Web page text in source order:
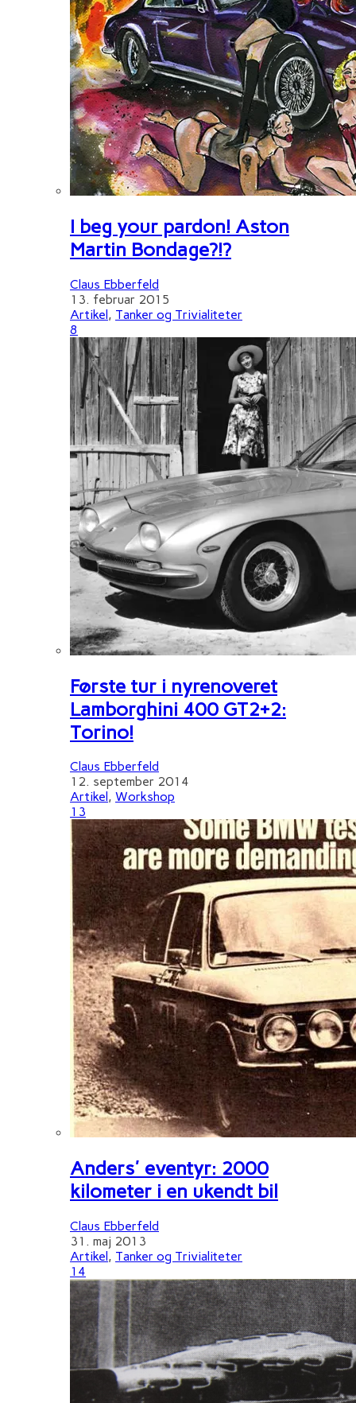
I beg your pardon! Aston
Martin Bondage?!?
Claus Ebberfeld
13. februar 2015
Artikel, Tanker og Trivialiteter
8
Første tur i nyrenoveret
Lamborghini 400 GT2+2:
Torino!
Claus Ebberfeld
12. september 2014
Artikel , Workshop
13
Anders' eventyr: 2000
kilometer i en ukendt bil
Claus Ebberfeld
31. maj 2013
Artikel , Tanker og Trivialiteter
14